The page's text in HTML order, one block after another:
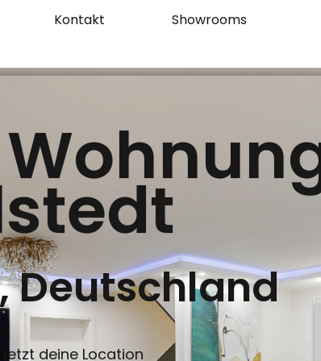
Kontakt Showrooms
Deutschland
jetzt deine Location